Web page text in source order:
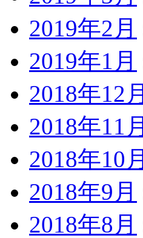
2019年2月
2019年1月
2018年12月
2018年11月
2018年10月
2018年9月
2018年8月